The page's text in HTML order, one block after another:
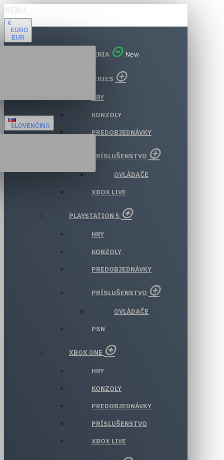
€
EURO
EUR
SLOVENČINA
VŠETKY ODDELENIA New
XBOX SERIES
HRY
KONZOLY
PREDOBJEDNÁVKY
PRÍSLUŠENSTVO
OVLÁDAČE
XBOX LIVE
PLAYSTATION 5
HRY
KONZOLY
PREDOBJEDNÁVKY
PRÍSLUŠENSTVO
OVLÁDAČE
PSN
XBOX ONE
HRY
KONZOLY
PREDOBJEDNÁVKY
PRÍSLUŠENSTVO
XBOX LIVE